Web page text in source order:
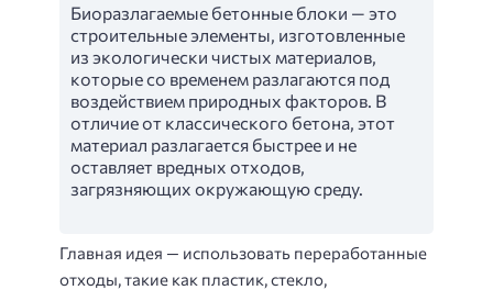
Биоразлагаемые бетонные блоки — это
строительные элементы, изготовленные
из экологически чистых материалов,
которые со временем разлагаются под
воздействием природных факторов. В
отличие от классического бетона, этот
материал разлагается быстрее и не
оставляет вредных отходов,
загрязняющих окружающую среду.
Главная идея — использовать переработанные
отходы, такие как пластик, стекло,